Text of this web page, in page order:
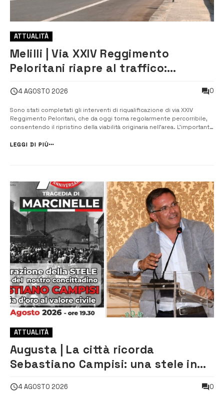
ATTUALITÀ
Melilli | Via XXIV Reggimento
Peloritani riapre al traffico:
4 AGOSTO 2026 0
Sono stati completati gli interventi di riqualificazione di via XXIV
Reggimento Peloritani, che da oggi torna regolarmente percorribile,
consentendo il ripristino della viabilità originaria nell’area. L’importante
comunale, è nuovamente aperta al traffico dopo i ...
LEGGI DI PIÙ
ATTUALITÀ
Augusta | La città ricorda
Sebastiano Campisi: una stele in
4 AGOSTO 2026 0